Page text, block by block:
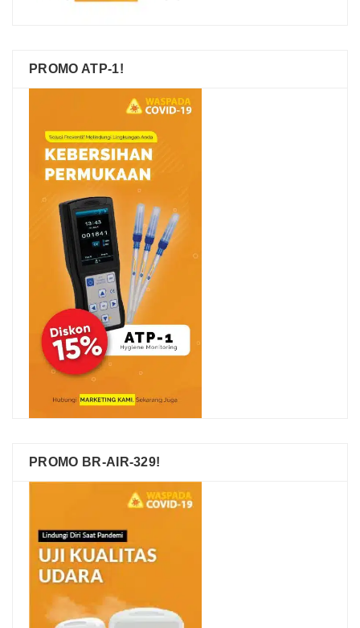
PROMO ATP-1!
PROMO BR-AIR-329!